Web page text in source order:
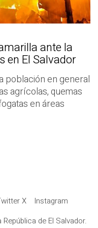
ante la
en El Salvador
población en general
agrícolas, quemas
en áreas
X
Instagram
de El Salvador.